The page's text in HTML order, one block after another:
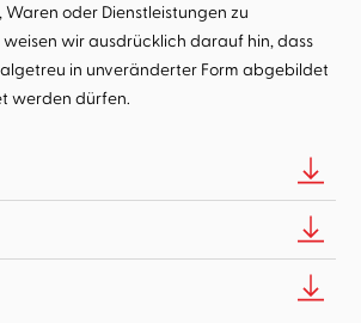
oder Dienstleistungen zu
wir ausdrücklich darauf hin, dass
in unveränderter Form abgebildet
werden dürfen.